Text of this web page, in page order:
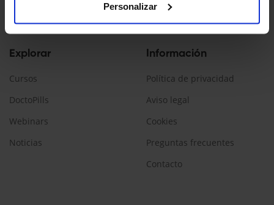
Personalizar
Explorar
Cursos
DoctoPills
Webinars
Noticias
Información
Política de privacidad
Aviso legal
Cookies
Preguntas frecuentes
Contacto